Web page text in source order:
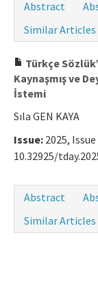
Abstract
Similar Articles
Türkçe
Kaynaşmış ve
İstemi
Sıla GEN KAYA
Issue: 2025, Issue
10.32925/
Abstract
Similar Articles